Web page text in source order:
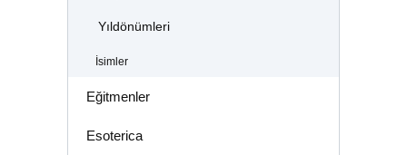
Yıldönümleri
İsimler
Eğitmenler
Esoterica